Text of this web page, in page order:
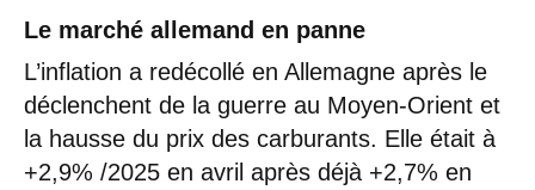
Le marché allemand en panne
L’inflation a redécollé en Allemagne après le
déclenchent de la guerre au Moyen-Orient et
la hausse du prix des carburants. Elle était à
+2,9% /2025 en avril après déjà +2,7% en